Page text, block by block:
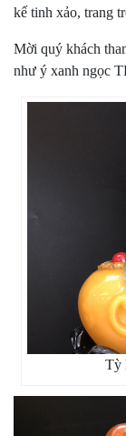
kế tinh xảo, trang
Mời quý khách
như ý xanh ngọc
Tỳ